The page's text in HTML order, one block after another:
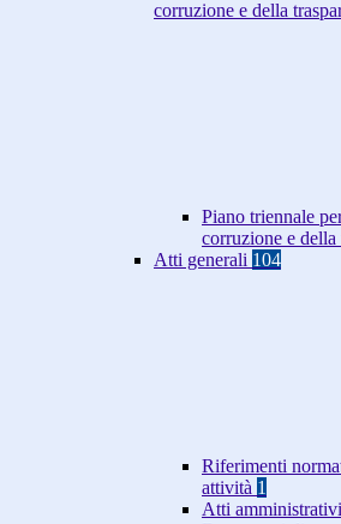
corruzione e della
Piano triennale
corruzione e
Atti generali 104
Riferimenti
attività 1
Atti